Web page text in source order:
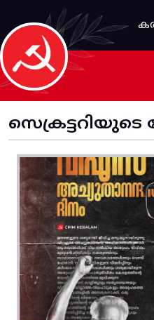
Skip to main content
സെക്രട്ടറിയുടെ